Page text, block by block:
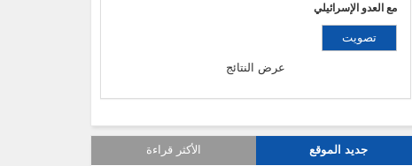
مع العدو الإسرائيلي
عرض النتائج
جديد الموقع الأكثر قراءة